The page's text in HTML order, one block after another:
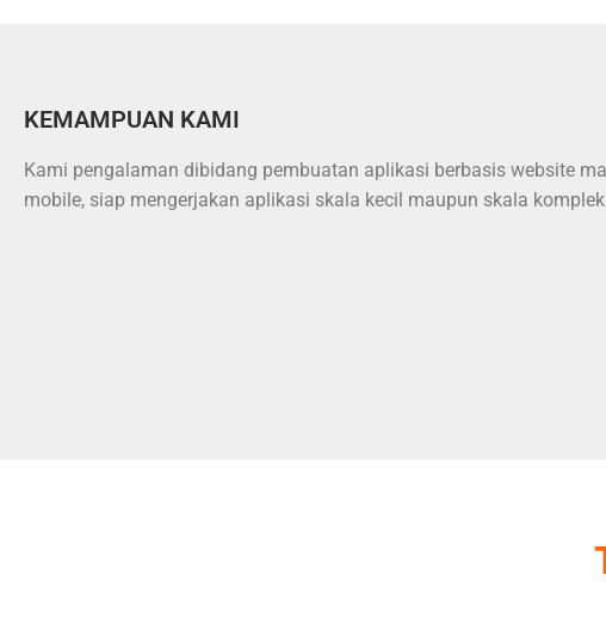
KEMAMPUAN KAMI
Kami pengalaman dibidang pembuatan aplikasi berbasis website
mobile, siap mengerjakan aplikasi skala kecil maupun skala komplek